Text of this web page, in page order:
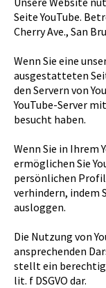
Seite YouTube.
Cherry Ave., San
Wenn Sie eine
ausgestatteten
den Servern von
YouTube-Server
besucht haben.
Wenn Sie in Ihrem
ermöglichen Sie
persönlichen Profil
verhindern, indem
ausloggen.
Die Nutzung von
ansprechenden
stellt ein
lit. f DSGVO dar.